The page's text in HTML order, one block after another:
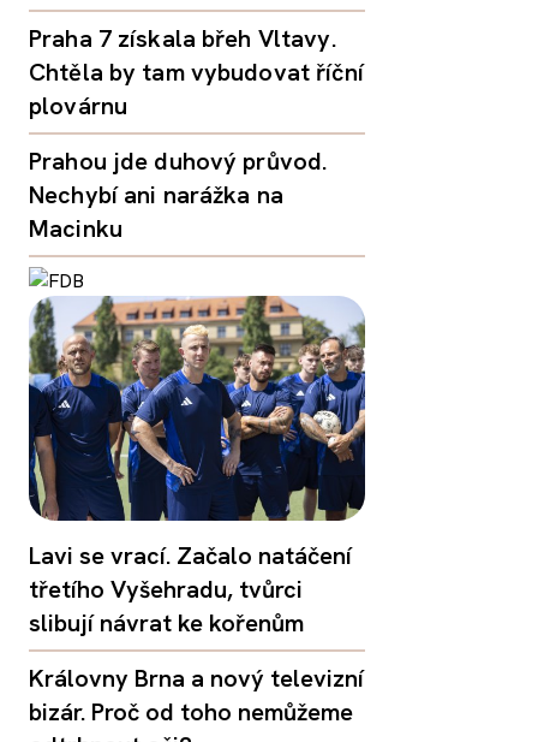
Praha 7 získala břeh Vltavy.
Chtěla by tam vybudovat říční
plovárnu
Prahou jde duhový průvod.
Nechybí ani narážka na
Macinku
Lavi se vrací. Začalo natáčení
třetího Vyšehradu, tvůrci
slibují návrat ke kořenům
Královny Brna a nový televizní
bizár. Proč od toho nemůžeme